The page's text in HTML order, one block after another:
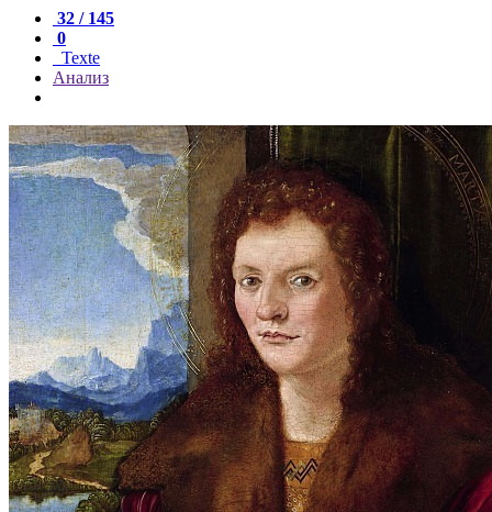
32 / 145
0
Texte
Анализ